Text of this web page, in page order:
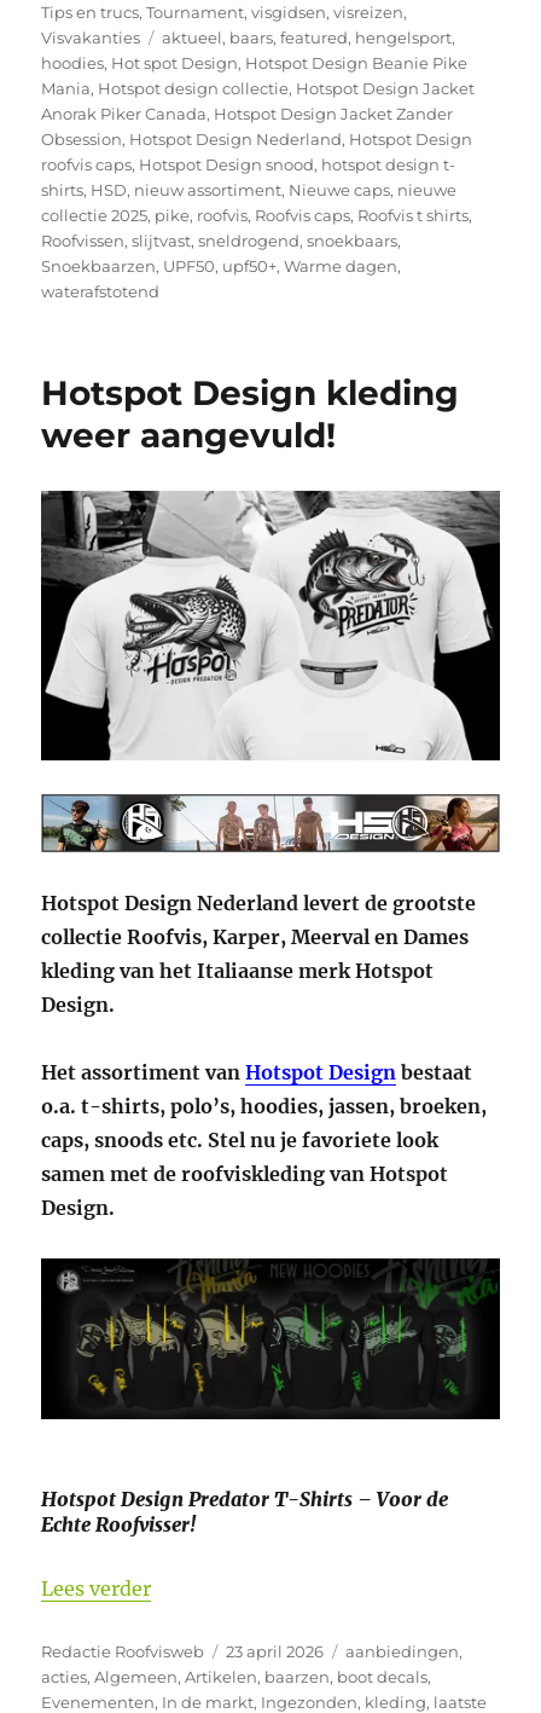
Tips en trucs,Tournament,visgidsen,visreizen,
Visvakanties
Tags
aktueel, baars,featured, hengelsport,
hoodies, Hot spot Design, Hotspot Design Beanie Pike
Mania, Hotspot design collectie, Hotspot Design Jacket
Anorak Piker Canada, Hotspot Design Jacket Zander
Obsession, Hotspot Design Nederland, Hotspot Design
roofvis caps, Hotspot Design snood, hotspot design t-
shirts, HSD, nieuw assortiment, Nieuwe caps, nieuwe
collectie 2025, pike, roofvis, Roofvis caps, Roofvis t shirts,
Roofvissen,slijtvast,sneldrogend,snoekbaars,
Snoekbaarzen, UPF50, upf50+,Warme dagen,
waterafstotend
Hotspot Design kleding
weer aangevuld!
Hotspot Design Nederland levert de grootste
collectie Roofvis, Karper, Meerval en Dames
kleding van het Italiaanse merk Hotspot
Design.
Het assortiment vanHotspot Design bestaat
o.a. t-shirts, polo’s, hoodies, jassen, broeken,
caps, snoods etc. Stel nu je favoriete look
samen met de roofviskleding van Hotspot
Design.
Hotspot Design Predator T-Shirts – Voor de
Echte Roofvisser!
Lees verder“Hotspot Design kleding weer
Auteur
Redactie Roofvisweb
Geplaatst
op
23 april 2026 Categorieën
aanbiedingen,
acties,Algemeen,Artikelen, baarzen, boot decals,
Evenementen, In de markt, Ingezonden, kleding, laatste